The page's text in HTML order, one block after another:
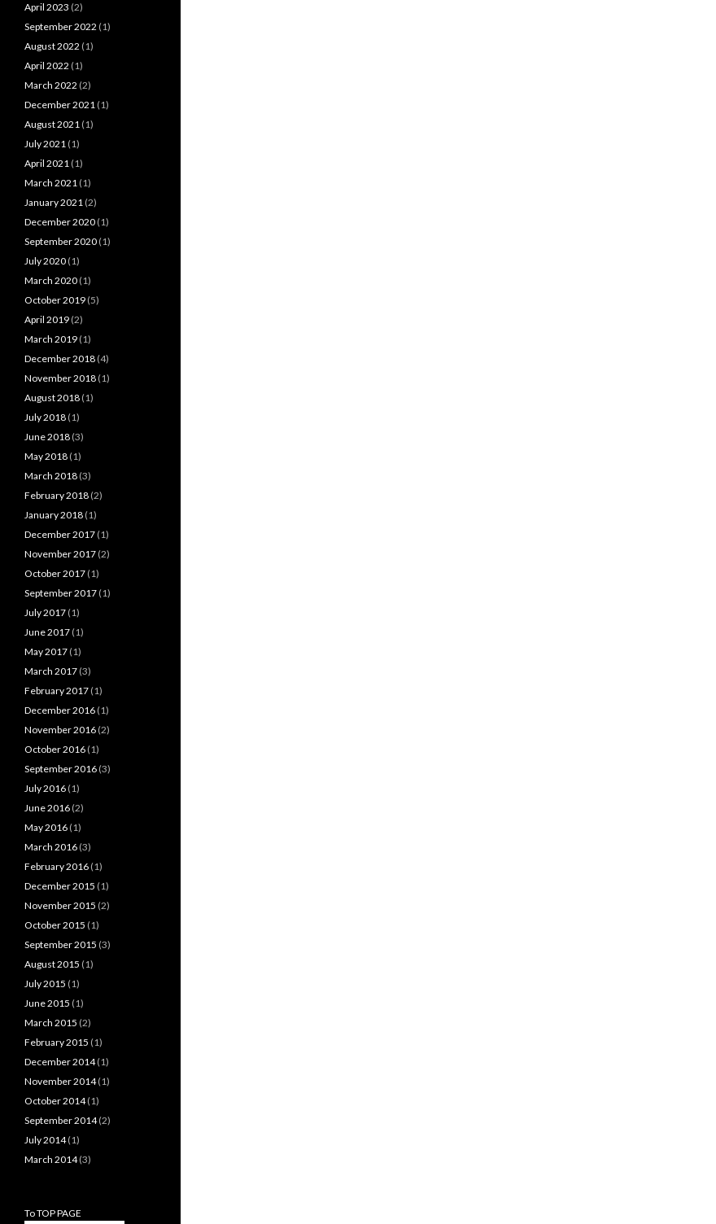
April 2023 (2)
September 2022 (1)
August 2022 (1)
April 2022 (1)
March 2022 (2)
December 2021 (1)
August 2021 (1)
July 2021 (1)
April 2021 (1)
March 2021 (1)
January 2021 (2)
December 2020 (1)
September 2020 (1)
July 2020 (1)
March 2020 (1)
October 2019 (5)
April 2019 (2)
March 2019 (1)
December 2018 (4)
November 2018 (1)
August 2018 (1)
July 2018 (1)
June 2018 (3)
May 2018 (1)
March 2018 (3)
February 2018 (2)
January 2018 (1)
December 2017 (1)
November 2017 (2)
October 2017 (1)
September 2017 (1)
July 2017 (1)
June 2017 (1)
May 2017 (1)
March 2017 (3)
February 2017 (1)
December 2016 (1)
November 2016 (2)
October 2016 (1)
September 2016 (3)
July 2016 (1)
June 2016 (2)
May 2016 (1)
March 2016 (3)
February 2016 (1)
December 2015 (1)
November 2015 (2)
October 2015 (1)
September 2015 (3)
August 2015 (1)
July 2015 (1)
June 2015 (1)
March 2015 (2)
February 2015 (1)
December 2014(1)
November 2014(1)
October 2014(1)
September 2014(2)
July 2014(1)
March 2014(3)
To TOP PAGE